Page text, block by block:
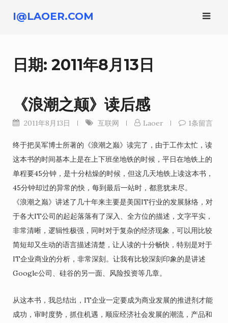
I@LAOER.COM
日期: 2011年8月13日
《浪潮之颠》读后感
2011年8月13日 互联网 Laoer 1条留言
终于把吴军博士所著的《浪潮之巅》读完了，由于工作太忙，读
这本书的时间基本上是在上下班坐地铁的时候，平日在地铁上的
单程要45分钟，是十分枯燥的时候，但这几天地铁上读这本书，
45分钟却过的异常的快，每到最后一站时，都意犹未尽。
《浪潮之巅》讲述了几十年来主要是美国IT行业的发展脉络，对
于各大IT公司的起起落落有了深入、全方位的描述，文字平实，
非常清晰，逻辑性极强，同时对于复杂的经济现象，可以用比较
简短却又生动的语言描述清楚，让人读的十分畅快，特别是对于
IT企业商业的分析，非常深刻。让我有比较深刻印象的是讲述
Google公司、硅谷的另一面、风险投资等几章。
从这本书，我总结出，IT企业一定要成为商业发展的推进剂才能
成功，审时度势，抓住机遇，顺应经济社会发展的潮流，产品和